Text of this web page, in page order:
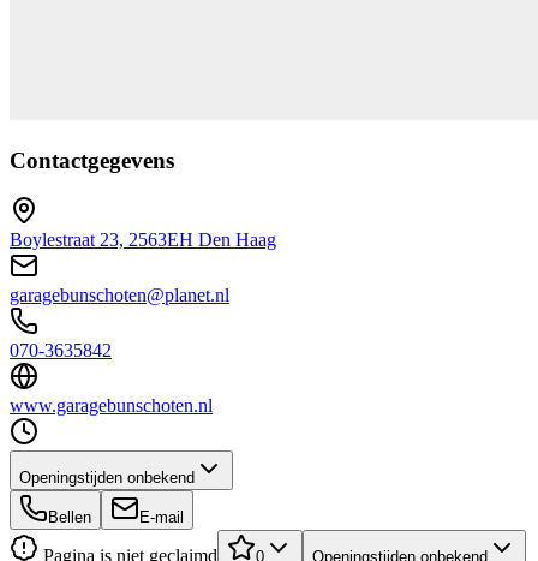
Contactgegevens
Boylestraat 23, 2563EH Den Haag
garagebunschoten@planet.nl
070-3635842
www.garagebunschoten.nl
Openingstijden onbekend
Bellen E-mail
Pagina is niet geclaimd 0 Openingstijden onbekend